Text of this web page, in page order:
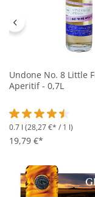
Undone No. 8 Little
Aperitif - 0,7L
Durchschnittliche
0.7 l (28,27 €* / 1 l)
19,79 €*